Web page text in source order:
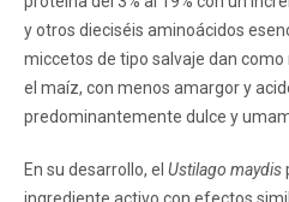
y otros dieciséis aminoácidos
miccetos de tipo salvaje dan
el maíz, con menos amargor y
predominantemente dulce y
En su desarrollo, el Ustilago maydis